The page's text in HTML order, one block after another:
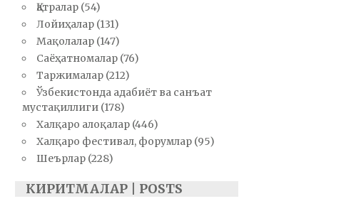
Қатралар(54)
Лойиҳалар(131)
Мақолалар(147)
Саёҳатномалар(76)
Таржималар(212)
Ўзбекистонда адабиёт ва санъат
мустақиллиги(178)
Халқаро алоқалар(446)
Халқаро фестивал, форумлар(95)
Шеърлар(228)
КИРИТМАЛАР | POSTS